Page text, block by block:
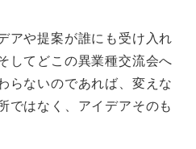
アや提案が誰にも受け入れ
してどこの異業種交流会へ
らないのであれば、変えな
ではなく、アイデアそのも